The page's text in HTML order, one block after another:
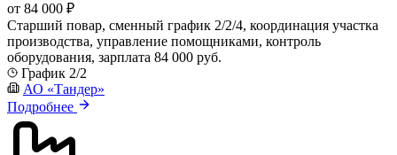
от 84 000 ₽
Старший повар, сменный график 2/2/4, координация участка
производства, управление помощниками, контроль
оборудования, зарплата 84 000 руб.
График 2/2
АО «Тандер»
Подробнее